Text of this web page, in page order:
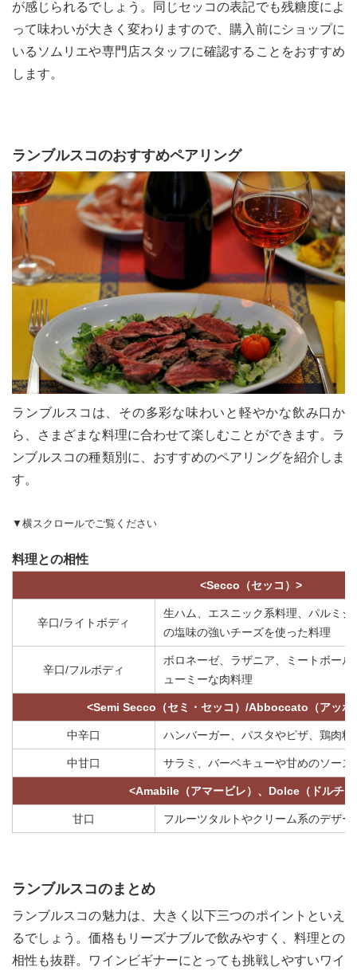
が感じられるでしょう。同じセッコの表記でも残糖度によ
って味わいが大きく変わりますので、購入前にショップに
いるソムリエや専門店スタッフに確認することをおすすめ
します。
ランブルスコのおすすめペアリング
ランブルスコは、その多彩な味わいと軽やかな飲み口か
ら、さまざまな料理に合わせて楽しむことができます。ラ
ンブルスコの種類別に、おすすめのペアリングを紹介しま
す。
▼横スクロールでご覧ください
料理との相性
<Secco（セッコ）>
辛口/ライトボディ
生ハム、エスニック系料理、パルミ
の塩味の強いチーズを使った料理
辛口/フルボディ
ボロネーゼ、ラザニア、ミートボー
ューミーな肉料理
<Semi Secco（セミ・セッコ）/Abboccato（アッボ
中辛口 ハンバーガー、パスタやピザ、鶏肉料
中甘口 サラミ、バーベキューや甘めのソース
<Amabile（アマービレ）、Dolce（ドルチ
甘口 フルーツタルトやクリーム系のデザー
ランブルスコのまとめ
ランブルスコの魅力は、大きく以下三つのポイントといえ
るでしょう。価格もリーズナブルで飲みやすく、料理との
相性も抜群。ワインビギナーにとっても挑戦しやすいワイ